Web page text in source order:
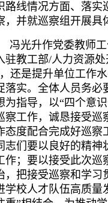
路线情况方面、落实
，并就巡察组开展具
冯光升作党委教师
驻教工部/人力资源
还是提升单位工作
落实。全体人员务必
为指导，以“四个意
察工作，诚恳接受巡
态度配合完成好巡察
志们要以良好的精神
作；要以接受此次巡
，把接受巡察和学习
学校人才队伍高质量